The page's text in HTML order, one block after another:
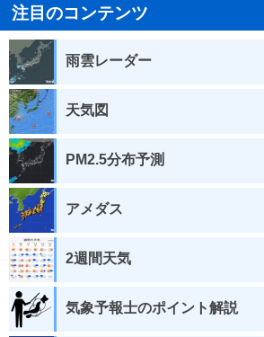
注目のコンテンツ
雨雲レーダー
天気図
PM2.5分布予測
アメダス
2週間天気
気象予報士のポイント解説